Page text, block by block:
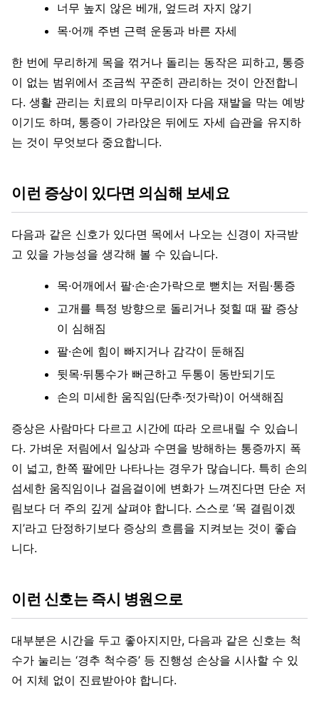
너무 높지 않은 베개, 엎드려 자지 않기
목·어깨 주변 근력 운동과 바른 자세
한 번에 무리하게 목을 꺾거나 돌리는 동작은 피하고, 통증
이 없는 범위에서 조금씩 꾸준히 관리하는 것이 안전합니
다. 생활 관리는 치료의 마무리이자 다음 재발을 막는 예방
이기도 하며, 통증이 가라앉은 뒤에도 자세 습관을 유지하
는 것이 무엇보다 중요합니다.
이런 증상이 있다면 의심해 보세요
다음과 같은 신호가 있다면 목에서 나오는 신경이 자극받
고 있을 가능성을 생각해 볼 수 있습니다.
목·어깨에서 팔·손·손가락으로 뻗치는 저림·통증
고개를 특정 방향으로 돌리거나 젖힐 때 팔 증상
이 심해짐
팔·손에 힘이 빠지거나 감각이 둔해짐
뒷목·뒤통수가 뻐근하고 두통이 동반되기도
손의 미세한 움직임(단추·젓가락)이 어색해짐
증상은 사람마다 다르고 시간에 따라 오르내릴 수 있습니
다. 가벼운 저림에서 일상과 수면을 방해하는 통증까지 폭
이 넓고, 한쪽 팔에만 나타나는 경우가 많습니다. 특히 손의
섬세한 움직임이나 걸음걸이에 변화가 느껴진다면 단순 저
림보다 더 주의 깊게 살펴야 합니다. 스스로 ‘목 결림이겠
지’라고 단정하기보다 증상의 흐름을 지켜보는 것이 좋습
니다.
이런 신호는 즉시 병원으로
대부분은 시간을 두고 좋아지지만, 다음과 같은 신호는 척
수가 눌리는 ‘경추 척수증’ 등 진행성 손상을 시사할 수 있
어 지체 없이 진료받아야 합니다.